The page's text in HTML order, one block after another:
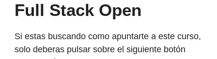
Full Stack Open
Si estas buscando como apuntarte a este curso,
solo deberas pulsar sobre el siguiente botón